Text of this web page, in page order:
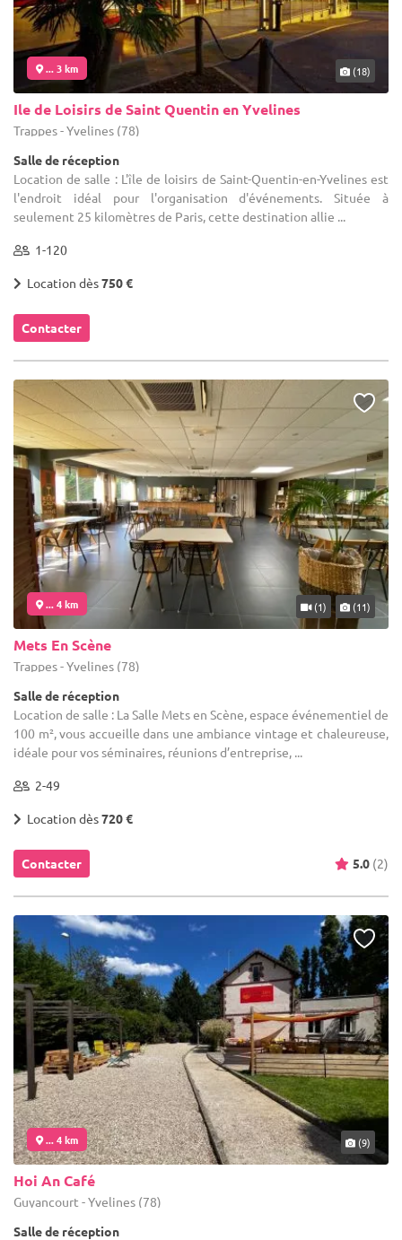
... 3 km (18)
Ile de Loisirs de Saint Quentin en Yvelines
Trappes - Yvelines (78)
Salle de réception
Location de salle : L'île de loisirs de Saint-Quentin-en-Yvelines est
l'endroit idéal pour l'organisation d'événements. Située à
seulement 25 kilomètres de Paris, cette destination allie ...
1-120
Location dès750 €
Contacter
... 4 km (1) (11)
Mets En Scène
Trappes - Yvelines (78)
Salle de réception
Location de salle : La Salle Mets en Scène, espace événementiel de
100 m², vous accueille dans une ambiance vintage et chaleureuse,
idéale pour vos séminaires, réunions d’entreprise, ...
2-49
Location dès720 €
Contacter 5.0 (2)
... 4 km (9)
Hoi An Café
Guyancourt - Yvelines (78)
Salle de réception